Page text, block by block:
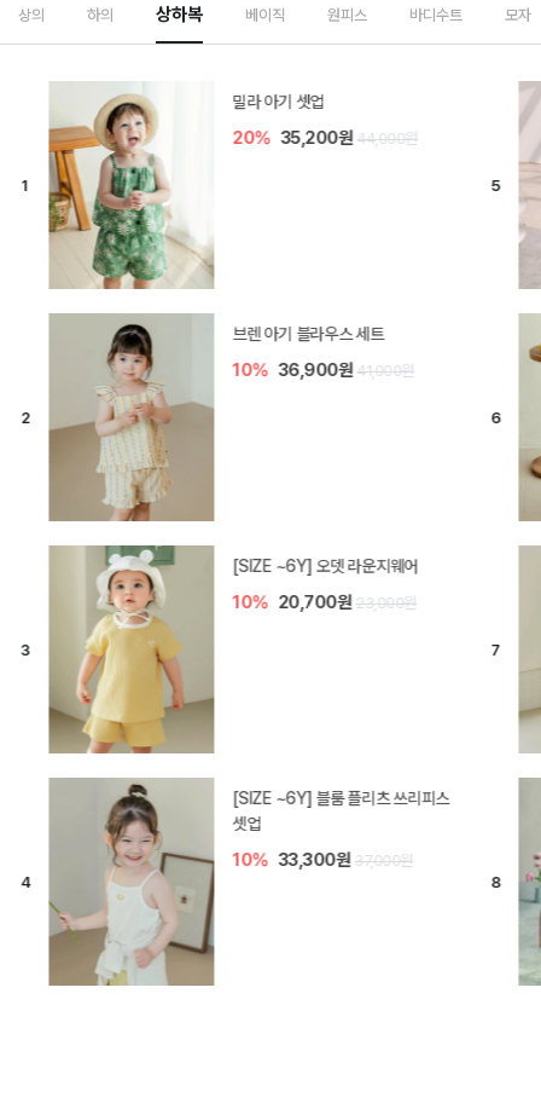
상의 하의 상하복 베이직 원피스 바디수트 모자
밀라 아기 셋업
20% 35,200원 44,000원
브렌 아기 블라우스 세트
10% 36,900원 41,000원
[SIZE ~6Y] 오뎃 라운지웨어
10% 20,700원 23,000원
[SIZE ~6Y] 블룸 플리츠 쓰리피스
셋업
10% 33,300원 37,000원